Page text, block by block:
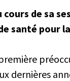
cours de sa
santé pour
dernières